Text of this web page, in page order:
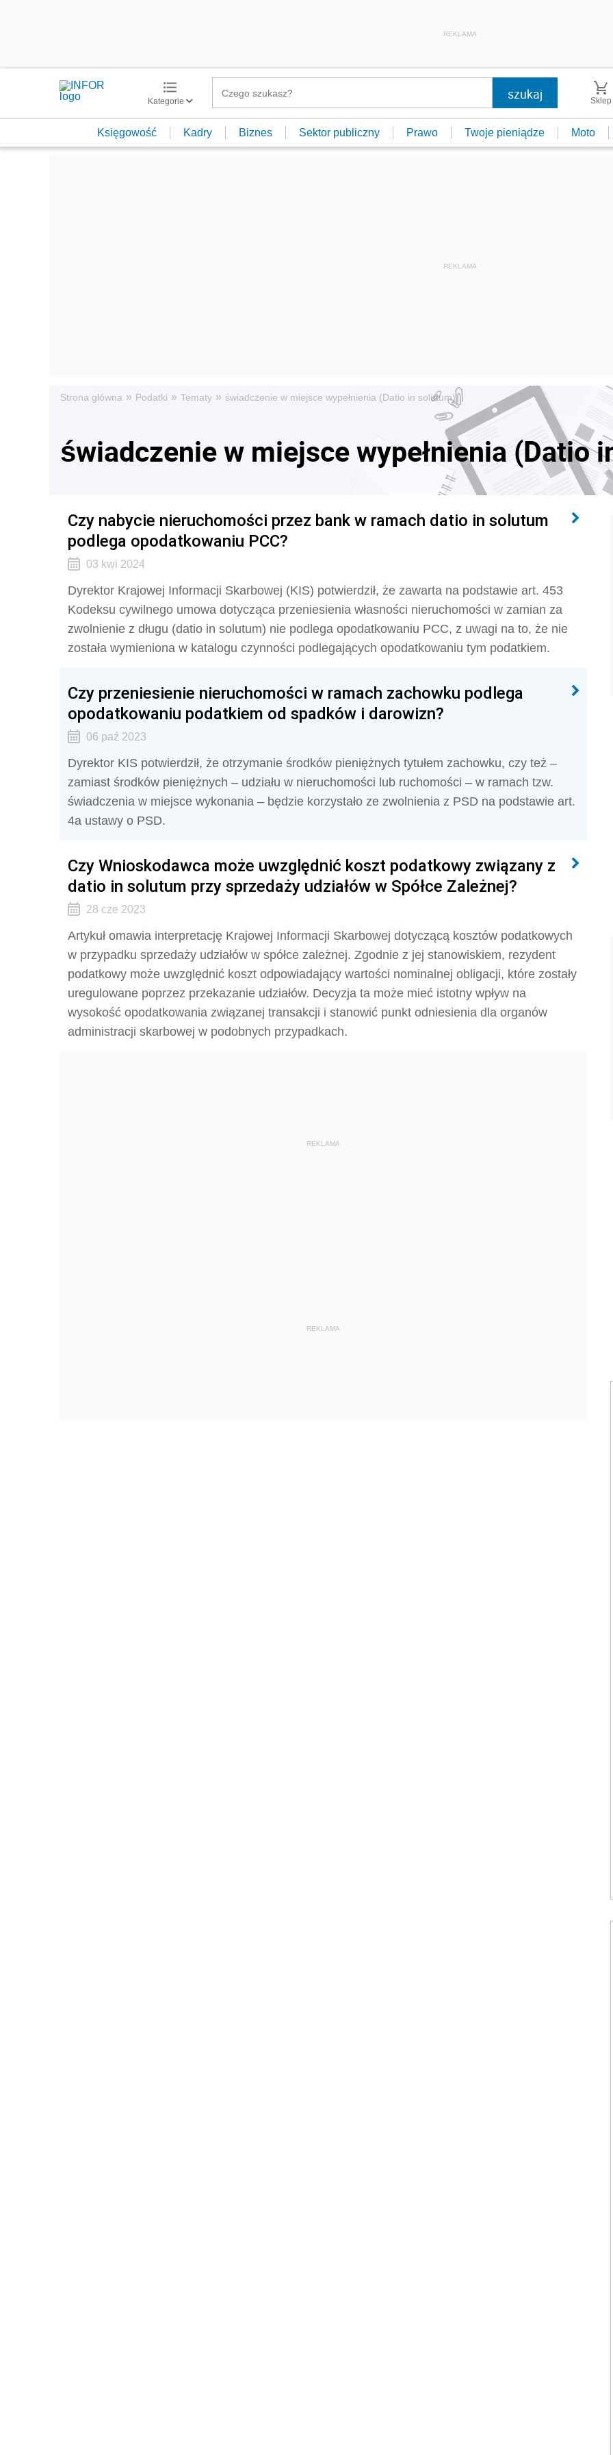
REKLAMA
Kategorie Sklep
Księgowość Kadry Biznes Sektor publiczny Prawo Twoje pieniądze Moto
Strona główna » Podatki » Tematy » świadczenie w miejsce wypełnienia (Datio in solutum)
świadczenie w miejsce wypełnienia (Datio
Czy nabycie nieruchomości przez bank w ramach datio in solutum
podlega opodatkowaniu PCC?
03 kwi 2024
Dyrektor Krajowej Informacji Skarbowej (KIS) potwierdził, że zawarta na podstawie art. 453
Kodeksu cywilnego umowa dotycząca przeniesienia własności nieruchomości w zamian za
zwolnienie z długu (datio in solutum) nie podlega opodatkowaniu PCC, z uwagi na to, że nie
została wymieniona w katalogu czynności podlegających opodatkowaniu tym podatkiem.
Czy przeniesienie nieruchomości w ramach zachowku podlega
opodatkowaniu podatkiem od spadków i darowizn?
06 paź 2023
Dyrektor KIS potwierdził, że otrzymanie środków pieniężnych tytułem zachowku, czy też –
zamiast środków pieniężnych – udziału w nieruchomości lub ruchomości – w ramach tzw.
świadczenia w miejsce wykonania – będzie korzystało ze zwolnienia z PSD na podstawie art.
4a ustawy o PSD.
Czy Wnioskodawca może uwzględnić koszt podatkowy związany z
datio in solutum przy sprzedaży udziałów w Spółce Zależnej?
28 cze 2023
Artykuł omawia interpretację Krajowej Informacji Skarbowej dotyczącą kosztów podatkowych
w przypadku sprzedaży udziałów w spółce zależnej. Zgodnie z jej stanowiskiem, rezydent
podatkowy może uwzględnić koszt odpowiadający wartości nominalnej obligacji, które zostały
uregulowane poprzez przekazanie udziałów. Decyzja ta może mieć istotny wpływ na
wysokość opodatkowania związanej transakcji i stanowić punkt odniesienia dla organów
administracji skarbowej w podobnych przypadkach.
REKLAMA
REKLAMA